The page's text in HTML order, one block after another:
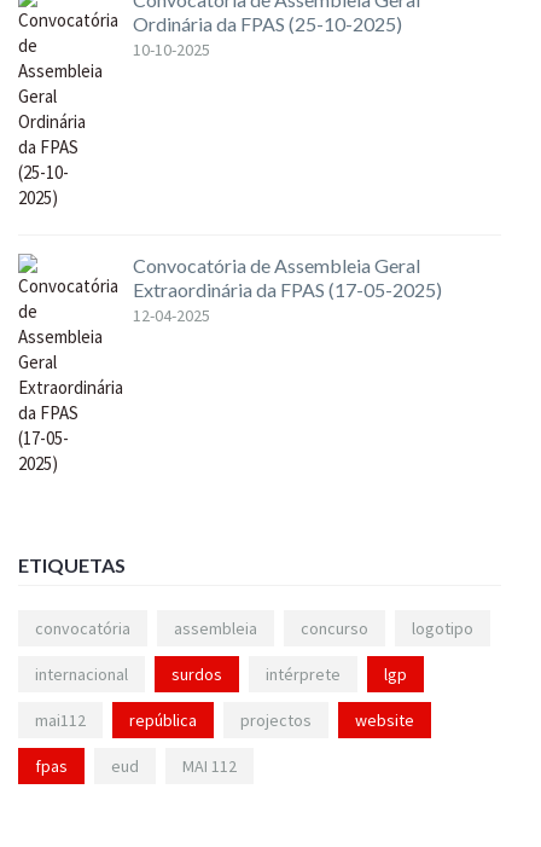
Ordinária da FPAS (25-10-2025)
10-10-2025
Convocatória de Assembleia Geral
Extraordinária da FPAS (17-05-2025)
12-04-2025
ETIQUETAS
convocatória assembleia concurso logotipo
internacional surdos intérprete lgp
mai112 república projectos website
fpas eud MAI 112